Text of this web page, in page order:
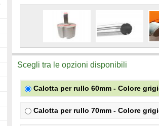
Scegli tra le opzioni disponibili
Calotta per rullo 60mm - Colore
Calotta per rullo 70mm - Colore